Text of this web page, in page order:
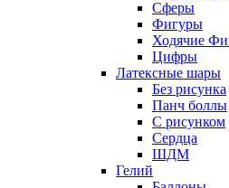
Сферы
Фигуры
Ходячие
Цифры
Латексные шары
Без рисунка
Панч боллы
С рисунком
Сердца
ШДМ
Гелий